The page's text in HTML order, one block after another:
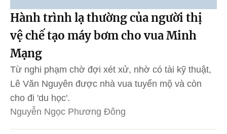
Hành trình lạ thường của người thị
vệ chế tạo máy bơm cho vua Minh
Mạng
Từ nghi phạm chờ đợi xét xử, nhờ có tài kỹ thuật,
Lê Văn Nguyên được nhà vua tuyển mộ và còn
cho đi 'du học'.
Nguyễn Ngọc Phương Đông